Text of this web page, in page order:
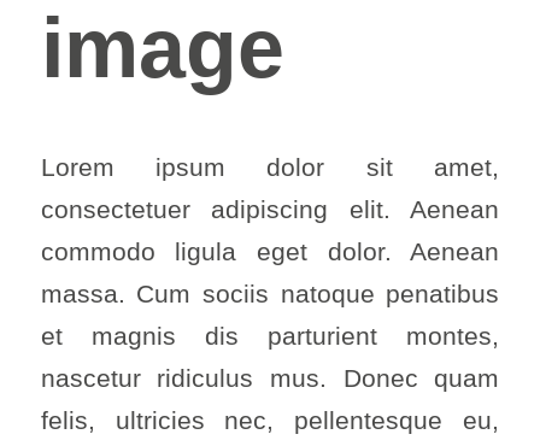
image
Lorem ipsum dolor sit amet,
consectetuer adipiscing elit. Aenean
commodo ligula eget dolor. Aenean
massa. Cum sociis natoque penatibus
et magnis dis parturient montes,
nascetur ridiculus mus. Donec quam
felis, ultricies nec, pellentesque eu,